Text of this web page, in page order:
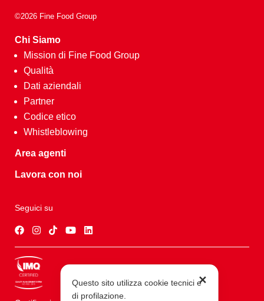
©2026 Fine Food Group
Chi Siamo
Mission di Fine Food Group
Qualità
Dati aziendali
Partner
Codice etico
Whistleblowing
Area agenti
Lavora con noi
Seguici su
✕
Questo sito utilizza cookie tecnici e
di profilazione.